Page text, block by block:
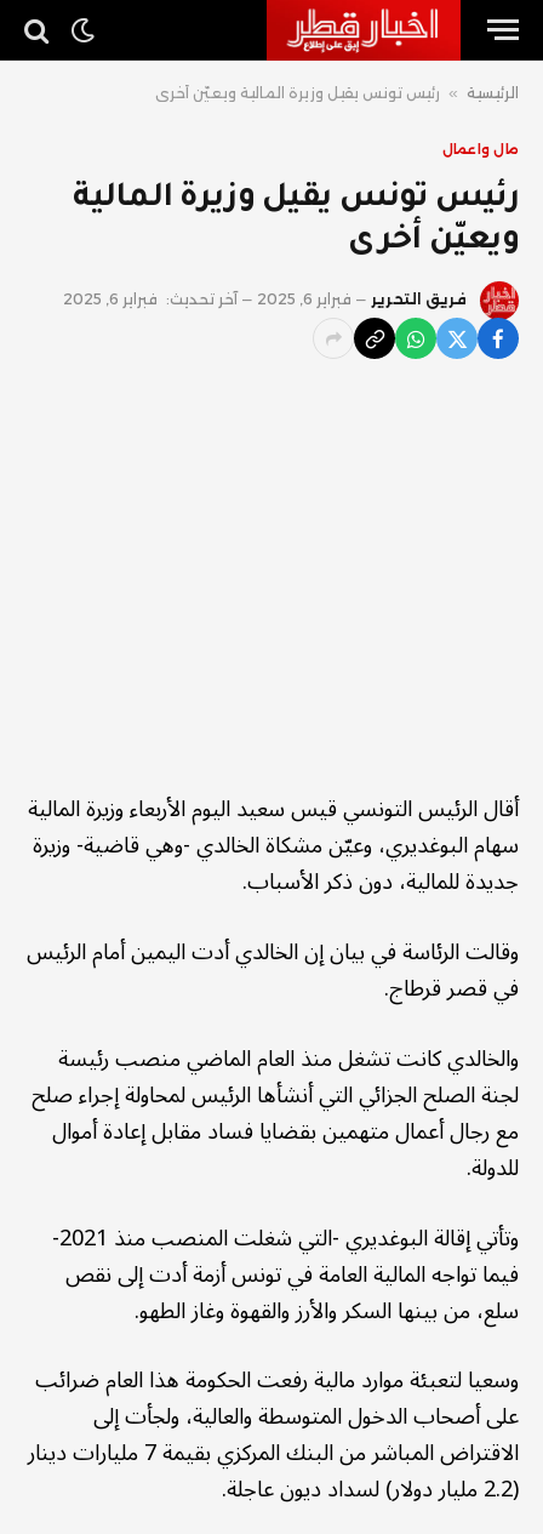
الرئيسية » رئيس تونس يقيل وزيرة المالية ويعيّن أخرى
مال واعمال
رئيس تونس يقيل وزيرة المالية
ويعيّن أخرى
فريق التحرير فبراير 6, 2025 آخر تحديث: فبراير 6, 2025
أقال الرئيس التونسي قيس سعيد اليوم الأربعاء وزيرة المالية
سهام البوغديري، وعيّن مشكاة الخالدي -وهي قاضية- وزيرة
جديدة للمالية، دون ذكر الأسباب.
وقالت الرئاسة في بيان إن الخالدي أدت اليمين أمام الرئيس
في قصر قرطاج.
والخالدي كانت تشغل منذ العام الماضي منصب رئيسة
لجنة الصلح الجزائي التي أنشأها الرئيس لمحاولة إجراء صلح
مع رجال أعمال متهمين بقضايا فساد مقابل إعادة أموال
للدولة.
وتأتي إقالة البوغديري -التي شغلت المنصب منذ 2021-
فيما تواجه المالية العامة في تونس أزمة أدت إلى نقص
سلع، من بينها السكر والأرز والقهوة وغاز الطهو.
وسعيا لتعبئة موارد مالية رفعت الحكومة هذا العام ضرائب
على أصحاب الدخول المتوسطة والعالية، ولجأت إلى
الاقتراض المباشر من البنك المركزي بقيمة 7 مليارات دينار
(2.2 مليار دولار) لسداد ديون عاجلة.